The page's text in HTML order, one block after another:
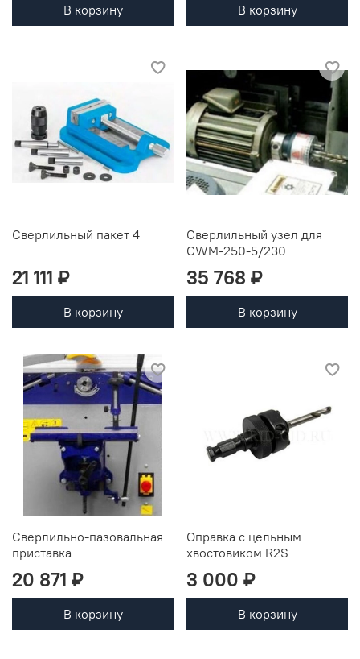
В корзину В корзину
Сверлильный пакет 4
21 111 ₽
В корзину
Сверлильный узел для
CWM-250-5/230
35 768 ₽
В корзину
Сверлильно-пазовальная
приставка
20 871 ₽
В корзину
Оправка с цельным
хвостовиком R2S
3 000 ₽
В корзину